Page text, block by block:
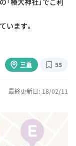
います。
三重 55
最終更新日: 18/02/11